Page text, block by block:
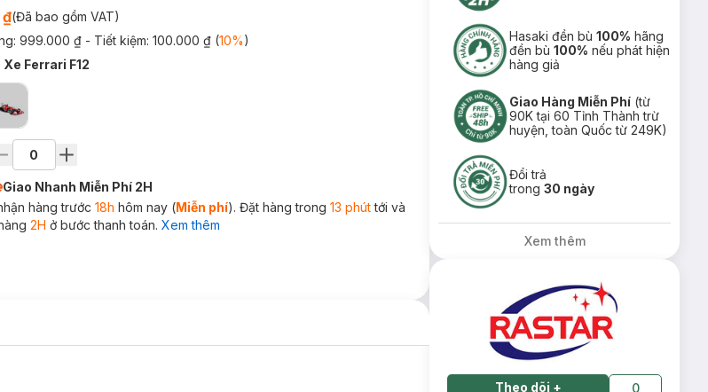
(Đã bao gồm VAT)
999.000 ₫ - Tiết kiệm: 100.000 ₫(10%)
Xe Ferrari F12
Giao Nhanh Miễn Phí 2H
hàng trước 18h hôm nay (Miễn phí). Đặt hàng trong 13 phúttới và
2H ở bước thanh toán. Xem thêm
Hasaki đền bù100% hãng
đền bù100% nếu phát hiện
hàng giả
Giao Hàng Miễn Phí (từ
90K tại 60 Tỉnh Thành trừ
huyện, toàn Quốc từ 249K)
Đổi trả
trong30 ngày
Xem thêm
Theo dõi + 0